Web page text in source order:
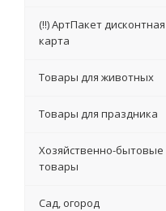
(!!) АртПакет дисконтная
карта
Товары для животных
Товары для праздника
Хозяйственно-бытовые
товары
Сад, огород